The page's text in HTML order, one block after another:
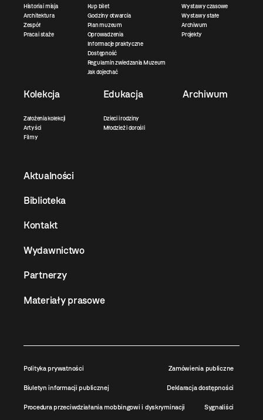
Historia i misja
Architektura
Zespół
Praca i staże
Kup bilet
Godziny otwarcia
Plan muzeum
Oprowadzenia
Informacje praktyczne
Dostępność
Regulamin zwiedzania Muzeum
Jak dojechać
Wystawy czasowe
Wystawy stałe
Archiwum
Projekty
Kolekcja
Założenia kolekcji
Artyści
Filmy
Edukacja
Dzieci i rodziny
Młodzież i dorośli
Archiwum
Aktualności
Biblioteka
Kontakt
Wydawnictwo
Partnerzy
Materiały prasowe
Polityka prywatności Zamówienia publiczne
Biuletyn informacji publicznej Deklaracja dostępności
Procedura przeciwdziałania mobbingowi i dyskryminacji Sygnaliści